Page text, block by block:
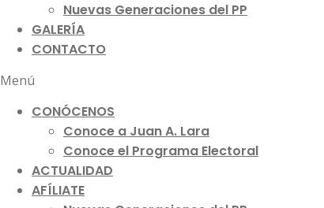
Nuevas Generaciones del PP
GALERÍA
CONTACTO
Menú
CONÓCENOS
Conoce a Juan A. Lara
Conoce el Programa Electoral
ACTUALIDAD
AFÍLIATE